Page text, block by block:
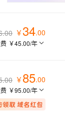
￥ 34.00
￥45.00/年
￥ 85.00
￥95.00/年
从文本、图片、视频中提取结构化的属性信息
定创意建站
通过自然语言交互简化开发流程,全栈开发支持